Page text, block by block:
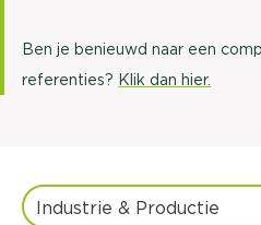
Ben je benieuwd naar een
referenties? Klik dan hier.